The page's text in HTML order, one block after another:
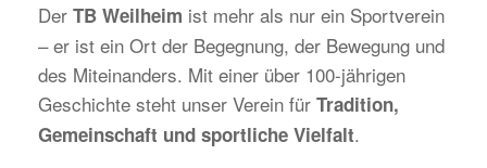
Der TB Weilheim ist mehr als nur ein Sportverein
– er ist ein Ort der Begegnung, der Bewegung und
des Miteinanders. Mit einer über 100-jährigen
Geschichte steht unser Verein für Tradition,
Gemeinschaft und sportliche Vielfalt.